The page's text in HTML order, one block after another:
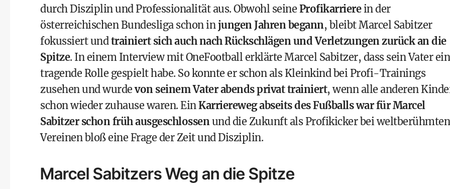
durch Disziplin und Professionalität aus. Obwohl seine Profikarrierein der
österreichischen Bundesliga schon injungen Jahren begann, bleibt Marcel Sabitzer
fokussiert undtrainiert sich auch nach Rückschlägen und Verletzungen zurück an die
Spitze. In einem Interview mitOneFootballerklärte Marcel Sabitzer, dass sein Vater
tragende Rolle gespielt habe. So konnte er schon als Kleinkind bei Profi-Trainings
zusehen und wurdevon seinem Vater abends privat trainiert, wenn alle anderen
schon wieder zuhause waren. EinKarriereweg abseits des Fußballs war für Marcel
Sabitzer schon früh ausgeschlossen und die Zukunft als Profikicker bei weltberühmten
Vereinen bloß eine Frage der Zeit und Disziplin.
Marcel Sabitzers Weg an die Spitze